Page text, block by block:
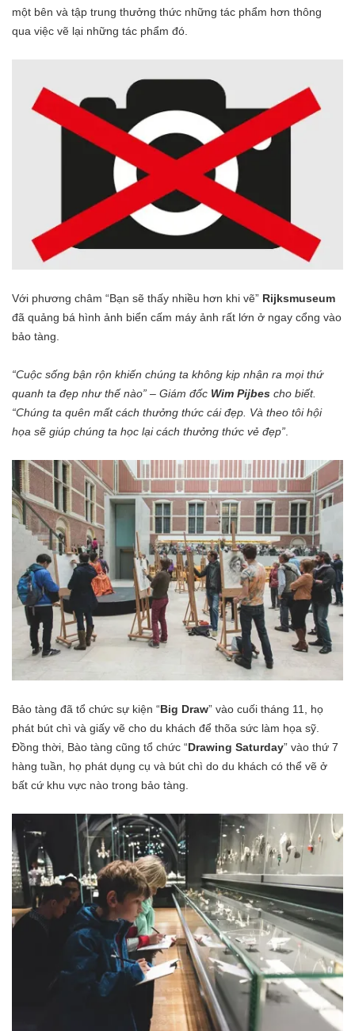
một bên và tập trung thưởng thức những tác phẩm hơn thông
qua việc vẽ lại những tác phẩm đó.
Với phương châm “Bạn sẽ thấy nhiều hơn khi vẽ” Rijksmuseum
đã quảng bá hình ảnh biển cấm máy ảnh rất lớn ở ngay cổng vào
bảo tàng.
“Cuộc sống bận rộn khiến chúng ta không kịp nhận ra mọi thứ
quanh ta đẹp như thế nào” – Giám đốc Wim Pijbes cho biết.
“Chúng ta quên mất cách thưởng thức cái đẹp. Và theo tôi hội
họa sẽ giúp chúng ta học lại cách thưởng thức vẻ đẹp”
Bảo tàng đã tổ chức sự kiện “Big Draw” vào cuối tháng 11, họ
phát bút chì và giấy vẽ cho du khách để thõa sức làm họa sỹ.
Đồng thời, Bào tàng cũng tổ chức “Drawing Saturday” vào thứ 7
hàng tuần, họ phát dụng cụ và bút chì do du khách có thể vẽ ở
bất cứ khu vực nào trong bảo tàng.